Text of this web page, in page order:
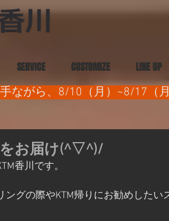
SERVICE CUSTOMIZE LINE UP
ながら、8/10（月）~8/17（
お届け(^▽^)/
香川です。
ングの際やKTM帰りにお勧めしたい